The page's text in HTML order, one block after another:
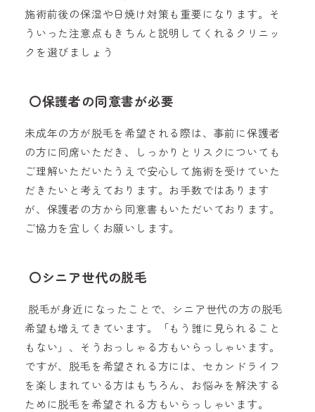
施術前後の保湿や日焼け対策も重要になります。そ
ういった注意点もきちんと説明してくれるクリニッ
クを選びましょう
〇保護者の同意書が必要
未成年の方が脱毛を希望される際は、事前に保護者
の方に同席いただき、しっかりとリスクについても
ご理解いただいたうえで安心して施術を受けていた
だきたいと考えております。お手数ではあります
が、保護者の方から同意書もいただいております。
ご協力を宜しくお願いします。
〇シニア世代の脱毛
脱毛が身近になったことで、シニア世代の方の脱毛
希望も増えてきています。「もう誰に見られること
もない」、そうおっしゃる方もいらっしゃいます。
ですが、脱毛を希望される方には、セカンドライフ
を楽しまれている方はもちろん、お悩みを解決する
ために脱毛を希望される方もいらっしゃいます。